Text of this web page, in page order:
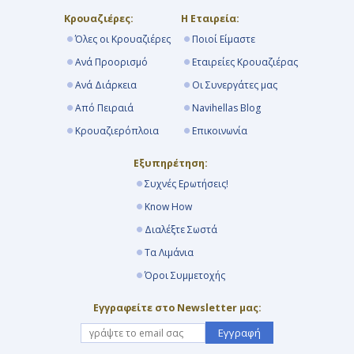
Κρουαζιέρες:
Όλες οι Κρουαζιέρες
Ανά Προορισμό
Ανά Διάρκεια
Από Πειραιά
Κρουαζιερόπλοια
Η Εταιρεία:
Ποιοί Είμαστε
Εταιρείες Κρουαζιέρας
Οι Συνεργάτες μας
Navihellas Blog
Επικοινωνία
Εξυπηρέτηση:
Συχνές Ερωτήσεις!
Know How
Διαλέξτε Σωστά
Τα Λιμάνια
Όροι Συμμετοχής
Εγγραφείτε στο Newsletter μας:
Εγγραφή